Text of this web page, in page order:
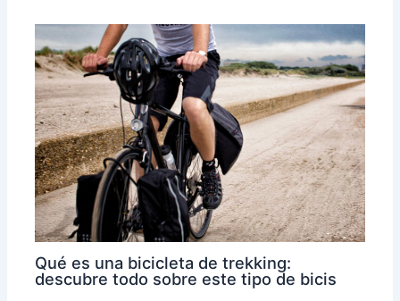
Qué es una bicicleta de trekking:
descubre todo sobre este tipo de bicis